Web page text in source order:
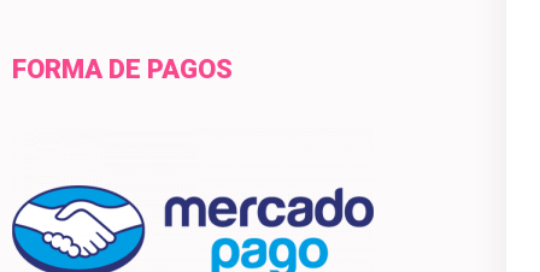
FORMA DE PAGOS